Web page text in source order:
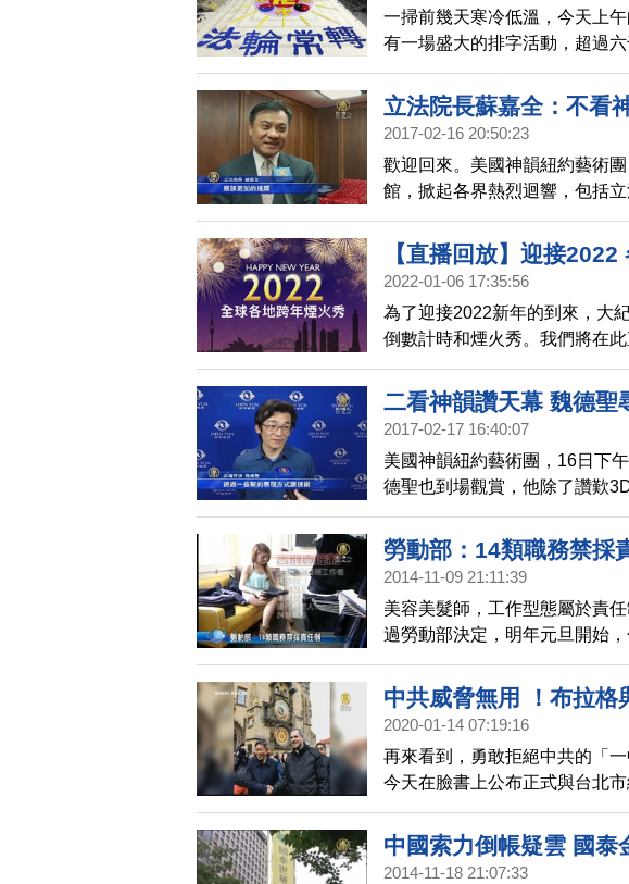
一掃前幾天寒冷低溫，今天上
有一場盛大的排字活動，超過
排出壯觀盛大的法輪圖形，演
捉這難得一見的珍貴畫面。
立法院長蘇嘉全：不看
2017-02-16 20:50:23
歡迎回來。美國神韻紐約藝術
館，掀起各界熱烈迴響，包括
了今天(16日)下午的演出。
【直播回放】迎接
2022-01-06 17:35:56
為了迎接2022新年的到來，大
倒數計時和煙火秀。我們將在
澳洲悉尼（雪梨）、台灣台北
市，讓觀眾一睹各國慶祝跨年
二看神韻讚天幕 魏德聖
2017-02-17 16:40:07
美國神韻紐約藝術團，16日下
德聖也到場觀賞，他除了讚歎
精準配合之外，更說演出能喚
活的新價值。
勞動部：14類職務禁採
2014-11-09 21:11:39
美容美髮師，工作型態屬於責
過勞動部決定，明年元旦開始
計師等，14類責任制的職務，
須給加班費。
中共威脅無用 ！布拉格
2020-01-14 07:19:16
再來看到，勇敢拒絕中共的「
今天在臉書上公布正式與台北
來訪的台北市長柯文哲，兩人
打上三次中華民國旗與捷克國
方都「最為有利」，因為雙方
中國索力倒帳疑雲 國泰
2014-11-18 21:07:33